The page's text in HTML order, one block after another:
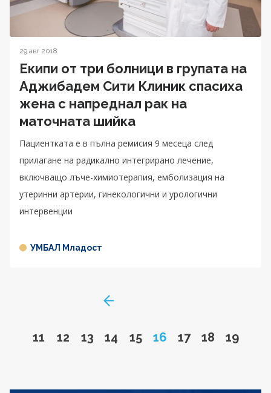
29 авг 2018
Екипи от три болници в групата на
Аджибадем Сити Клиник спасиха
жена с напреднал рак на
маточната шийка
Пациентката е в пълна ремисия 9 месеца след
прилагане на радикално интегрирано лечение,
включващо лъче-химиотерапия, емболизация на
утеринни артерии, гинекологични и урологични
интервенции
УМБАЛ Младост
Go to page
11 Go to page
12 Go to page
13 Go to page
14 Go to page
15 Page
16 Go to page
17 Go to page
18 Go to
19